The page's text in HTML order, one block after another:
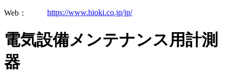
Web： https://www.hioki.co.jp/jp/
電気設備メンテナンス用計測
器